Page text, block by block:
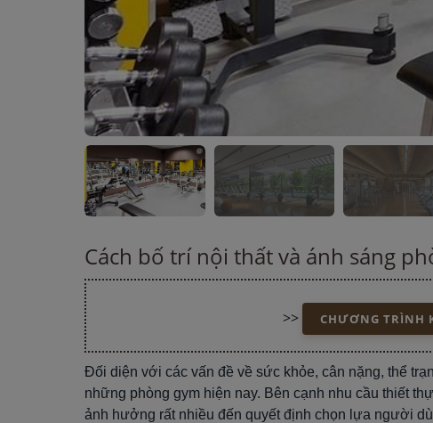
Cách bố trí nội thất và ánh sáng
>> CHƯƠNG TRÌNH
Đối diện với các vấn đề về sức khỏe, cân nặng, thể
những phòng gym hiện nay. Bên cạnh nhu cầu thiết
ảnh hưởng rất nhiều đến quyết định chọn lựa người